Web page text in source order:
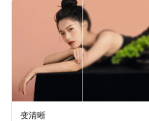
变清晰